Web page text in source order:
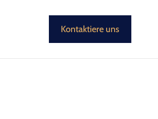
Kontaktiere uns